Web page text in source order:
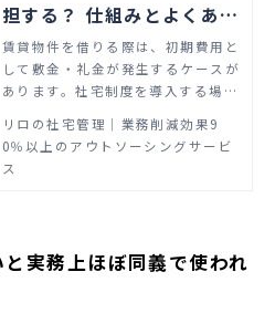
担する？ 仕組みとよくある
負担区分の問題
賃貸物件を借りる際は、初期費用と
して敷金・礼金が発生するケースが
あります。社宅制度を導入する場合
礼金を負担するか明確に決めておく
必要があります。 しかし、「一般
的にどちらが敷金・礼金を負担する
ではないでしょうか。 この記事で
リロの社宅管理│業務削減効果9
0％以上のアウトソーシングサービ
ス
実務上ほぼ同義で使われ